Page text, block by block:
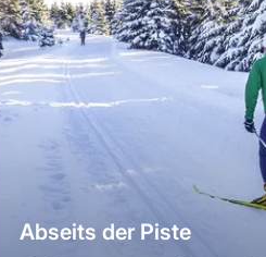
Abseits der Piste